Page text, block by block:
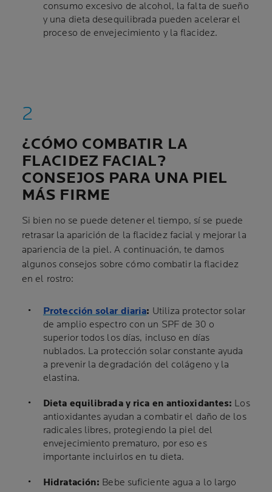
consumo excesivo de alcohol, la falta de sueño
y una dieta desequilibrada pueden acelerar el
proceso de envejecimiento y la flacidez.
¿CÓMO COMBATIR LA
FLACIDEZ FACIAL?
CONSEJOS PARA UNA PIEL
MÁS FIRME
Si bien no se puede detener el tiempo, sí se puede
retrasar la aparición de la flacidez facial y mejorar la
apariencia de la piel. A continuación, te damos
algunos consejos sobre cómo combatir la flacidez
en el rostro:
Protección solar diaria: Utiliza protector solar
de amplio espectro con un SPF de 30 o
superior todos los días, incluso en días
nublados. La protección solar constante ayuda
a prevenir la degradación del colágeno y la
elastina.
Dieta equilibrada y rica en antioxidantes: Los
antioxidantes ayudan a combatir el daño de los
radicales libres, protegiendo la piel del
envejecimiento prematuro, por eso es
importante incluirlos en tu dieta.
Hidratación: Bebe suficiente agua a lo largo